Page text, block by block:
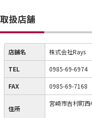
取扱店舗
店舗名 株式会社Rays
TEL 0985-69-6974
FAX 0985-69-7168
住所
宮崎市吉村町